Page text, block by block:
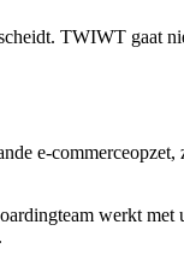
TWIWT gaat
e-
werkt